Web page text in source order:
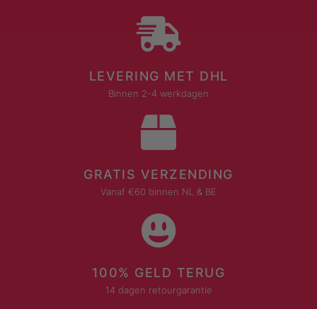
LEVERING MET DHL
Binnen 2-4 werkdagen
GRATIS VERZENDING
Vanaf €60 binnen NL & BE
100% GELD TERUG
14 dagen retourgarantie